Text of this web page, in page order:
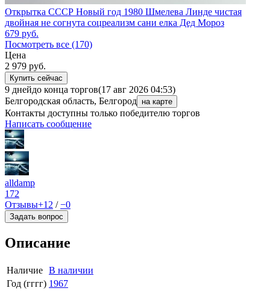
Открытка СССР Новый год 1980 Шмелева Линде чистая
двойная не согнута соцреализм сани елка Дед Мороз
679 руб.
Посмотреть все (170)
Цена
2 979 руб.
Купить сейчас
9 днейдо конца торгов(17 авг 2026 04:53)
Белгородская область, Белгород на карте
Контакты доступны только победителю торгов
Написать сообщение
alldamp
172
Отзывы+12 /−0
Задать вопрос
Описание
Наличие В наличии
Год (гггг) 1967